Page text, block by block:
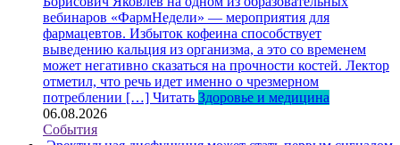
вебинаров «ФармНедели» — мероприятия для
фармацевтов. Избыток кофеина способствует
выведению кальция из организма, а это со временем
может негативно сказаться на прочности костей. Лектор
отметил, что речь идет именно о чрезмерном
потреблении […] Читать Здоровье и медицина
06.08.2026
События